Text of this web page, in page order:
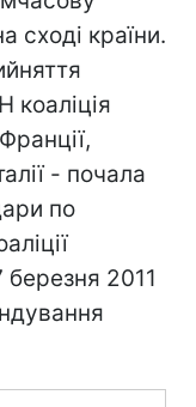
сході країни.
коаліція
- почала
по
березня 2011